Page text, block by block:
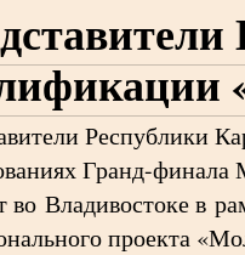
Республики
Гранд-
во Владивостоке в
проекта